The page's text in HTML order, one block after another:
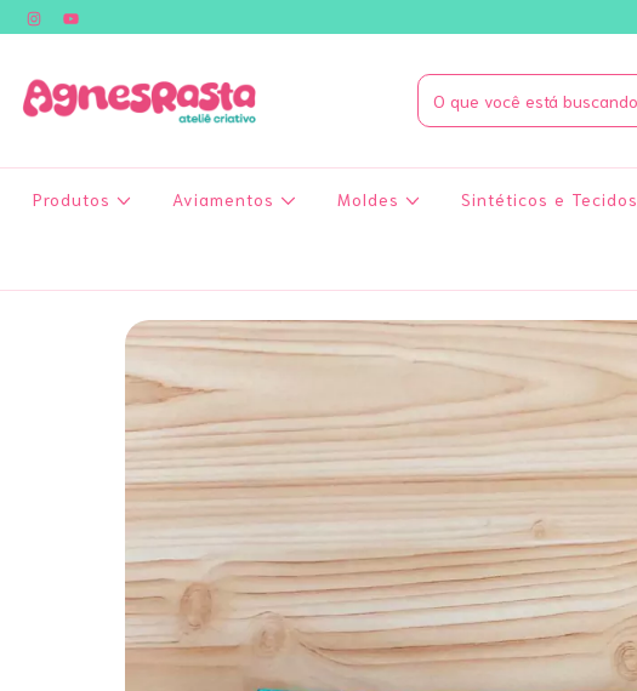
Produtos Aviamentos Moldes Sintéticos e Tecidos